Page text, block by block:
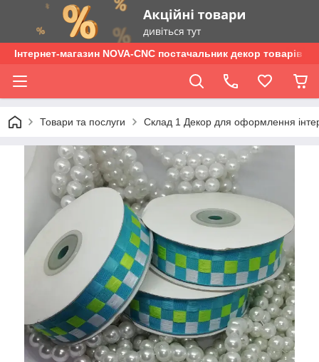
Інтернет-магазин NOVA-CNC постачальник декор товарів
Товари та послуги Склад 1 Декор для оформлення